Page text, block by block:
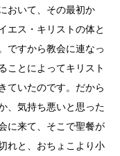
おいて、その最初か
エス・キリストの体と
ですから教会に連なっ
ことによってキリスト
ていたのです。だから
、気持ち悪いと思った
に来て、そこで聖餐が
れと、おちょこより小